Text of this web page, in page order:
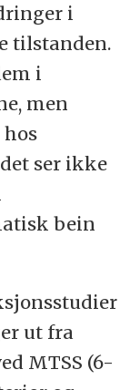
i
tilstanden.
i
men
ser ikke
bein
ut fra
MTSS (6-